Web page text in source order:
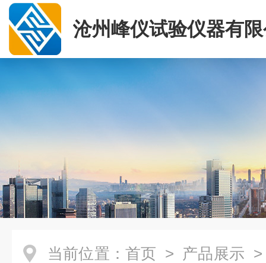
沧州峰仪试验仪器有
当前位置： 首页 > 产品展示